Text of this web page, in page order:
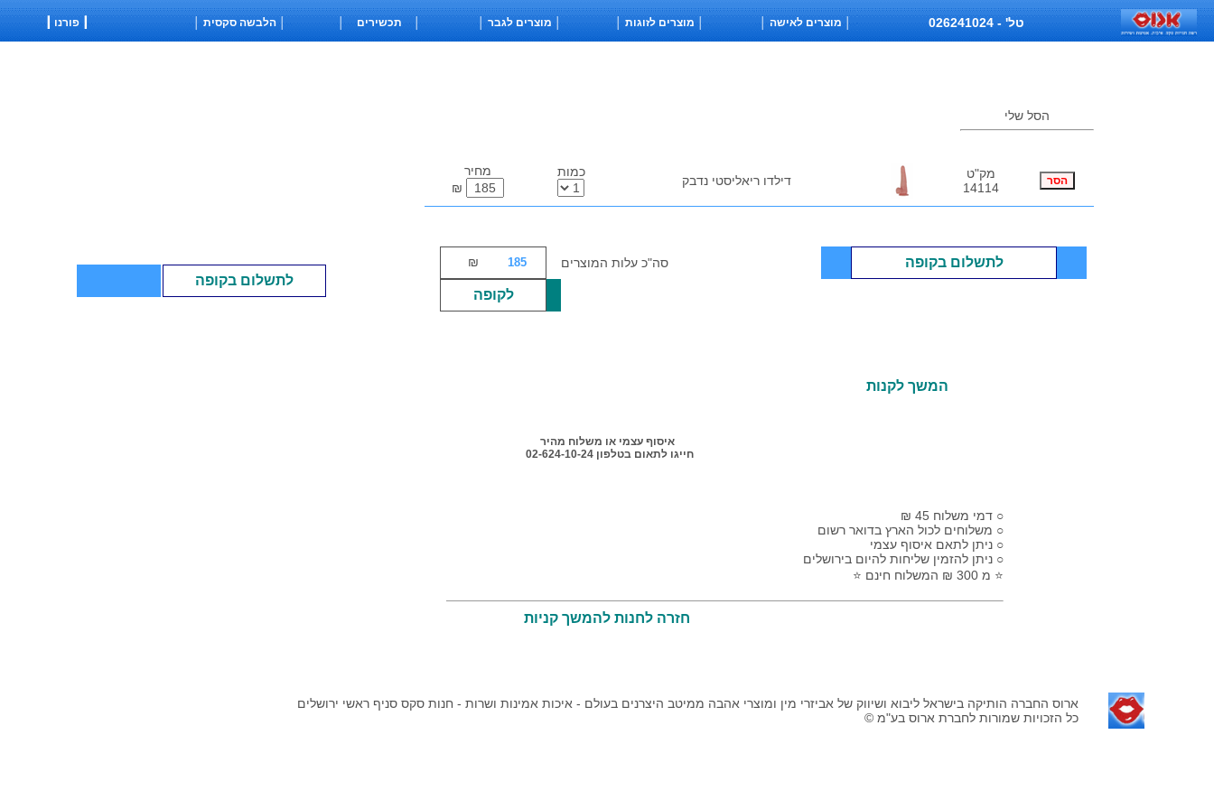
טל' - 026241024
הסל שלי
מק"ט
14114
דילדו ריאליסטי נדבק
כמות
מחיר
₪
לתשלום בקופה
לתשלום בקופה סה"כ עלות המוצרים ₪
לקופה
המשך לקנות
איסוף עצמי או משלוח מהיר
חייגו לתאום בטלפון 02-624-10-24
₪ דמי משלוח 45 ○
משלוחים לכול הארץ בדואר רשום ○
ניתן לתאם איסוף עצמי ○
ניתן להזמין שליחות להיום בירושלים ○
⭐ מ 300 ₪ המשלוח חינם ⭐
חזרה לחנות להמשך קניות
ארוס החברה הותיקה בישראל ליבוא ושיווק של אביזרי מין ומוצרי אהבה ממיטב היצרנים בעולם - איכות אמינות ושרות - חנות סקס סניף ראשי ירושלים
© כל הזכויות שמורות לחברת ארוס בע"מ